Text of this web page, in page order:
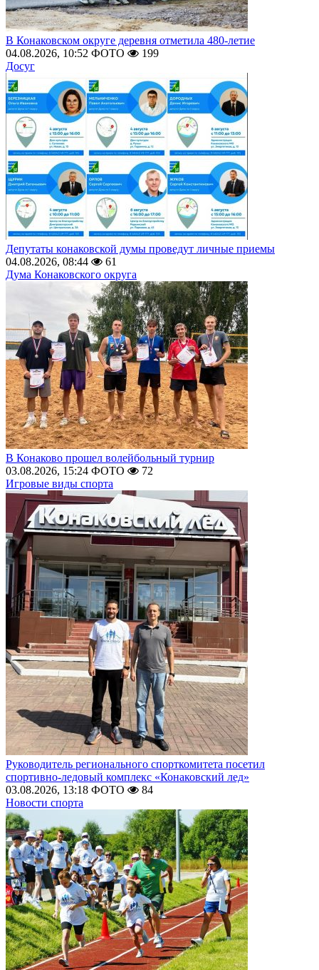
В Конаковском округе деревня отметила 480-летие
04.08.2026, 10:52 ФОТО
199
Досуг
Депутаты конаковской думы проведут личные приемы
04.08.2026, 08:44
61
Дума Конаковского округа
В Конаково прошел волейбольный турнир
03.08.2026, 15:24 ФОТО
72
Игровые виды спорта
Руководитель регионального спорткомитета посетил
спортивно-ледовый комплекс «Конаковский лед»
03.08.2026, 13:18 ФОТО
84
Новости спорта